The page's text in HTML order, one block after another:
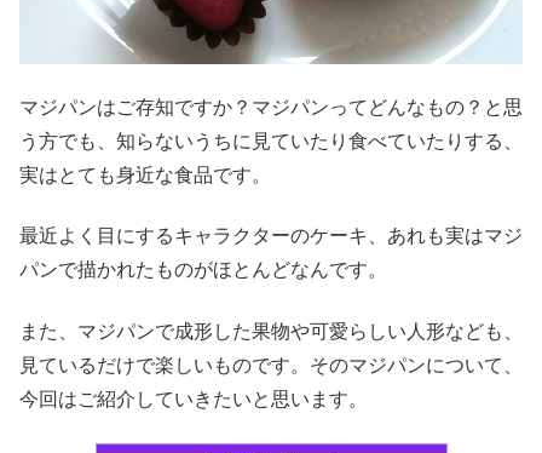
マジパンはご存知ですか？マジパンってどんなもの？と思
う方でも、知らないうちに見ていたり食べていたりする、
実はとても身近な食品です。
最近よく目にするキャラクターのケーキ、あれも実はマジ
パンで描かれたものがほとんどなんです。
また、マジパンで成形した果物や可愛らしい人形なども、
見ているだけで楽しいものです。そのマジパンについて、
今回はご紹介していきたいと思います。